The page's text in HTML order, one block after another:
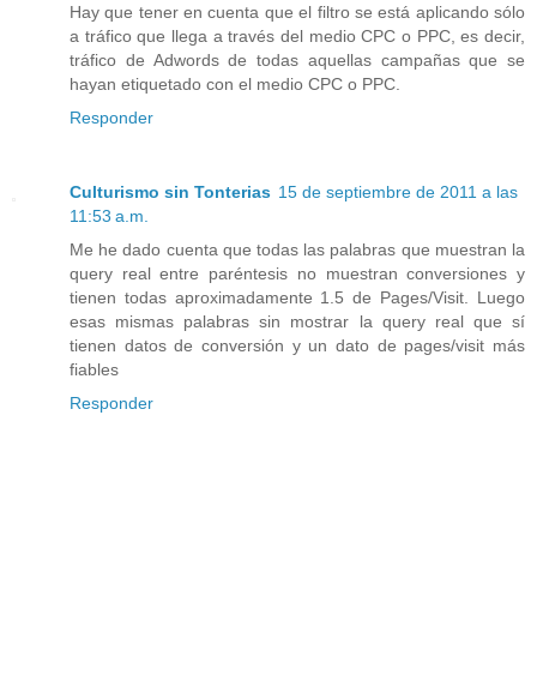
Hay que tener en cuenta que el filtro se está aplicando sólo
a tráfico que llega a través del medio CPC o PPC, es decir,
tráfico de Adwords de todas aquellas campañas que se
hayan etiquetado con el medio CPC o PPC.
Responder
Culturismo sin Tonterias 15 de septiembre de 2011 a las
11:53 a.m.
Me he dado cuenta que todas las palabras que muestran la
query real entre paréntesis no muestran conversiones y
tienen todas aproximadamente 1.5 de Pages/Visit. Luego
esas mismas palabras sin mostrar la query real que sí
tienen datos de conversión y un dato de pages/visit más
fiables
Responder